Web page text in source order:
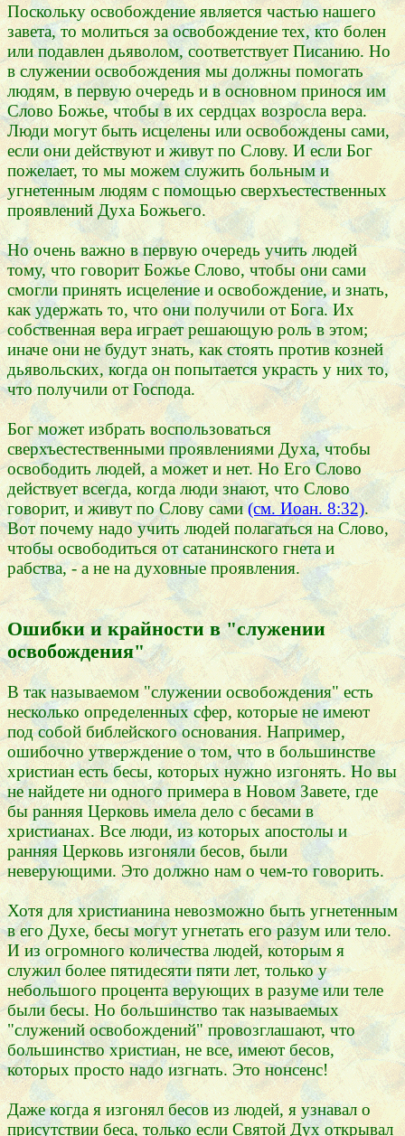
Поскольку освобождение является частью нашего
завета, то молиться за освобождение тех, кто болен
или подавлен дьяволом, соответствует Писанию. Но
в служении освобождения мы должны помогать
людям, в первую очередь и в основном принося им
Слово Божье, чтобы в их сердцах возросла вера.
Люди могут быть исцелены или освобождены сами,
если они действуют и живут по Слову. И если Бог
пожелает, то мы можем служить больным и
угнетенным людям с помощью сверхъестественных
проявлений Духа Божьего.
Но очень важно в первую очередь учить людей
тому, что говорит Божье Слово, чтобы они сами
смогли принять исцеление и освобождение, и знать,
как удержать то, что они получили от Бога. Их
собственная вера играет решающую роль в этом;
иначе они не будут знать, как стоять против козней
дьявольских, когда он попытается украсть у них то,
что получили от Господа.
Бог может избрать воспользоваться
сверхъестественными проявлениями Духа, чтобы
освободить людей, а может и нет. Но Его Слово
действует всегда, когда люди знают, что Слово
говорит, и живут по Слову сами(см. Иоан. 8:32).
Вот почему надо учить людей полагаться на Слово,
чтобы освободиться от сатанинского гнета и
рабства, - а не на духовные проявления.
Ошибки и крайности в "служении
освобождения"
В так называемом "служении освобождения" есть
несколько определенных сфер, которые не имеют
под собой библейского основания. Например,
ошибочно утверждение о том, что в большинстве
христиан есть бесы, которых нужно изгонять. Но вы
не найдете ни одного примера в Новом Завете, где
бы ранняя Церковь имела дело с бесами в
христианах. Все люди, из которых апостолы и
ранняя Церковь изгоняли бесов, были
неверующими. Это должно нам о чем-то говорить.
Хотя для христианина невозможно быть угнетенным
в его Духе, бесы могут угнетать его разум или тело.
И из огромного количества людей, которым я
служил более пятидесяти пяти лет, только у
небольшого процента верующих в разуме или теле
были бесы. Но большинство так называемых
"служений освобождений" провозглашают, что
большинство христиан, не все, имеют бесов,
которых просто надо изгнать. Это нонсенс!
Даже когда я изгонял бесов из людей, я узнавал о
присутствии беса, только если Святой Дух открывал